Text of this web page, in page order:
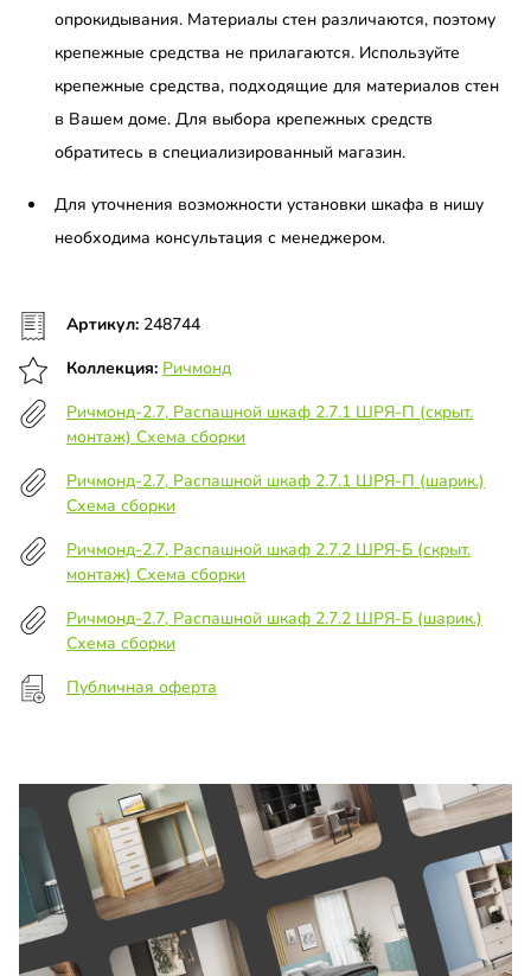
опрокидывания. Материалы стен различаются, поэтому
крепежные средства не прилагаются. Используйте
крепежные средства, подходящие для материалов стен
в Вашем доме. Для выбора крепежных средств
обратитесь в специализированный магазин.
Для уточнения возможности установки шкафа в нишу
необходима консультация с менеджером.
Артикул: 248744
Коллекция: Ричмонд
Ричмонд-2.7, Распашной шкаф 2.7.1 ШРЯ-П (скрыт.
монтаж) Схема сборки
Ричмонд-2.7, Распашной шкаф 2.7.1 ШРЯ-П (шарик.)
Схема сборки
Ричмонд-2.7, Распашной шкаф 2.7.2 ШРЯ-Б (скрыт.
монтаж) Схема сборки
Ричмонд-2.7, Распашной шкаф 2.7.2 ШРЯ-Б (шарик.)
Схема сборки
Публичная оферта